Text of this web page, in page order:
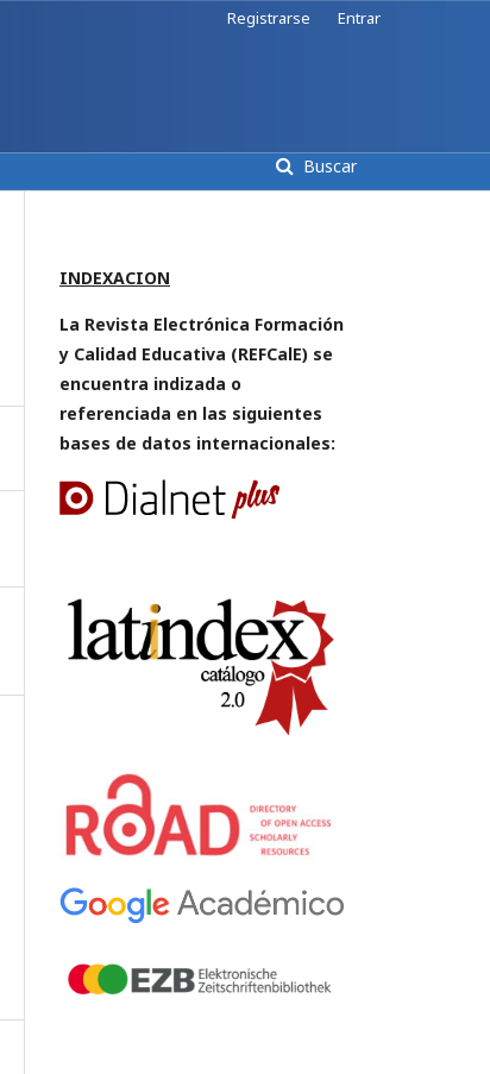
Buscar
Registrarse Entrar
INDEXACION
La Revista Electrónica Formación
y Calidad Educativa (REFCalE) se
encuentra indizada o
referenciada en las siguientes
bases de datos internacionales: